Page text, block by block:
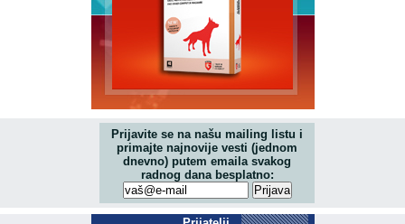
Prijavite se na našu mailing listu i
primajte najnovije vesti (jednom
dnevno) putem emaila svakog
radnog dana besplatno: